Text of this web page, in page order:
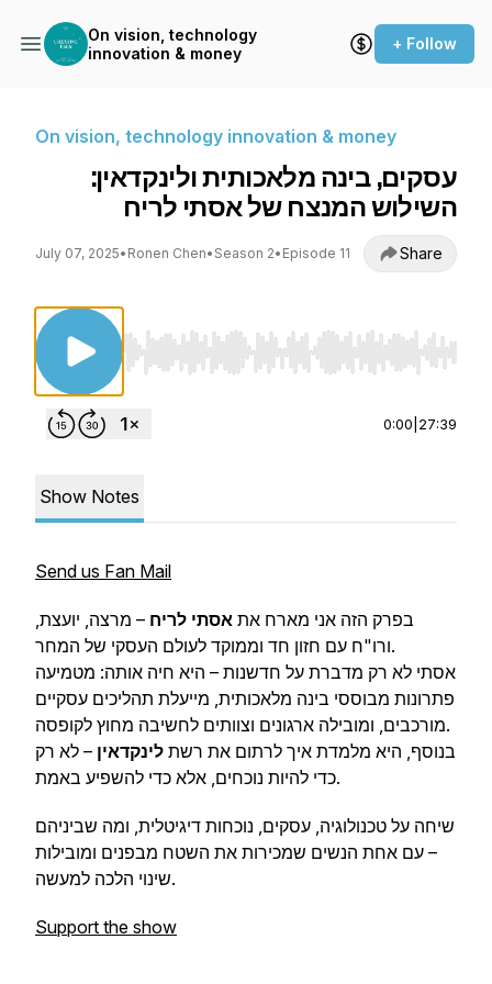
On vision, technology
innovation & money
+ Follow
On vision, technology innovation & money
עסקים, בינה מלאכותית ולינקדאין:
השילוש המנצח של אסתי לריח
July 07, 2025• Ronen Chen• Season 2• Episode 11 Share
Use Left/Right to seek, Home/End to jump
0:00 27:39
Show Notes
Send us Fan Mail
בפרק הזה אני מארח את אסתי לריח – מרצה, יועצת,
ורו"ח עם חזון חד וממוקד לעולם העסקי של המחר.
אסתי לא רק מדברת על חדשנות – היא חיה אותה: מטמיעה
פתרונות מבוססי בינה מלאכותית, מייעלת תהליכים עסקיים
מורכבים, ומובילה ארגונים וצוותים לחשיבה מחוץ לקופסה.
בנוסף, היא מלמדת איך לרתום את רשת לינקדאין – לא רק
כדי להיות נוכחים, אלא כדי להשפיע באמת.
שיחה על טכנולוגיה, עסקים, נוכחות דיגיטלית, ומה שביניהם
– עם אחת הנשים שמכירות את השטח מבפנים ומובילות
שינוי הלכה למעשה.
Support the show